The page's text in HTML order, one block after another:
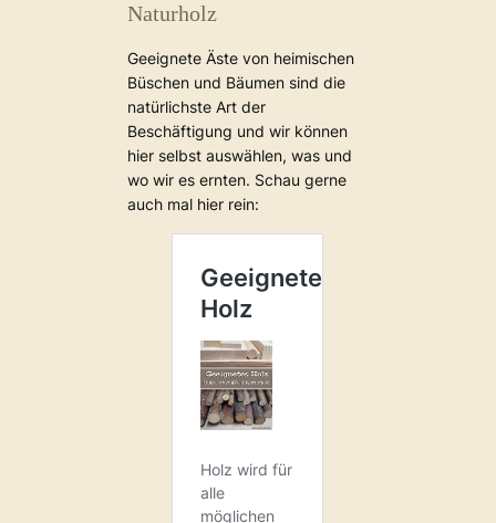
Naturholz
Geeignete Äste von heimischen
Büschen und Bäumen sind die
natürlichste Art der
Beschäftigung und wir können
hier selbst auswählen, was und
wo wir es ernten. Schau gerne
auch mal hier rein: